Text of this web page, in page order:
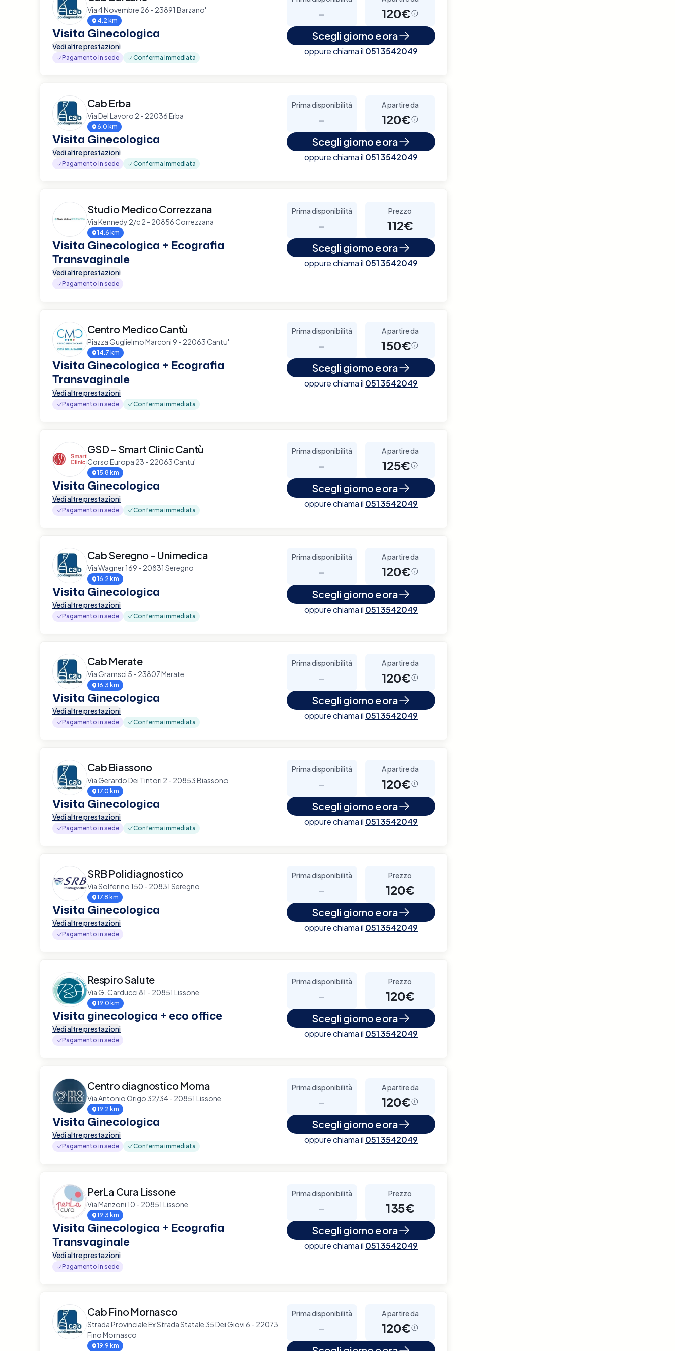
Via 4 Novembre 26 - 23891 Barzano'
4.2 km
Visita Ginecologica
Vedi altre prestazioni
Pagamento in sede Conferma immediata
- 120€
Scegli giorno e ora
oppure chiama il 051 3542049
Cab Erba
Via Del Lavoro 2 - 22036 Erba
6.0 km
Visita Ginecologica
Vedi altre prestazioni
Pagamento in sede Conferma immediata
Prima disponibilità
-
A partire da
120€
Scegli giorno e ora
oppure chiama il 051 3542049
Studio Medico Correzzana
Via Kennedy 2/c 2 - 20856 Correzzana
14.6 km
Visita Ginecologica + Ecografia
Transvaginale
Vedi altre prestazioni
Pagamento in sede
Prima disponibilità
-
Prezzo
112€
Scegli giorno e ora
oppure chiama il 051 3542049
Centro Medico Cantù
Piazza Guglielmo Marconi 9 - 22063 Cantu'
14.7 km
Visita Ginecologica + Ecografia
Transvaginale
Vedi altre prestazioni
Pagamento in sede Conferma immediata
Prima disponibilità
-
A partire da
150€
Scegli giorno e ora
oppure chiama il 051 3542049
GSD - Smart Clinic Cantù
Corso Europa 23 - 22063 Cantu'
15.8 km
Visita Ginecologica
Vedi altre prestazioni
Pagamento in sede Conferma immediata
Prima disponibilità
-
A partire da
125€
Scegli giorno e ora
oppure chiama il 051 3542049
Cab Seregno - Unimedica
Via Wagner 169 - 20831 Seregno
16.2 km
Visita Ginecologica
Vedi altre prestazioni
Pagamento in sede Conferma immediata
Prima disponibilità
-
A partire da
120€
Scegli giorno e ora
oppure chiama il 051 3542049
Cab Merate
Via Gramsci 5 - 23807 Merate
16.3 km
Visita Ginecologica
Vedi altre prestazioni
Pagamento in sede Conferma immediata
Prima disponibilità
-
A partire da
120€
Scegli giorno e ora
oppure chiama il 051 3542049
Cab Biassono
Via Gerardo Dei Tintori 2 - 20853 Biassono
17.0 km
Visita Ginecologica
Vedi altre prestazioni
Pagamento in sede Conferma immediata
Prima disponibilità
-
A partire da
120€
Scegli giorno e ora
oppure chiama il 051 3542049
SRB Polidiagnostico
Via Solferino 150 - 20831 Seregno
17.8 km
Visita Ginecologica
Vedi altre prestazioni
Pagamento in sede
Prima disponibilità
-
Prezzo
120€
Scegli giorno e ora
oppure chiama il 051 3542049
Respiro Salute
Via G. Carducci 81 - 20851 Lissone
19.0 km
Visita ginecologica + eco office
Vedi altre prestazioni
Pagamento in sede
Prima disponibilità
-
Prezzo
120€
Scegli giorno e ora
oppure chiama il 051 3542049
Centro diagnostico Moma
Via Antonio Origo 32/34 - 20851 Lissone
19.2 km
Visita Ginecologica
Vedi altre prestazioni
Pagamento in sede Conferma immediata
Prima disponibilità
-
A partire da
120€
Scegli giorno e ora
oppure chiama il 051 3542049
PerLa Cura Lissone
Via Manzoni 10 - 20851 Lissone
19.3 km
Visita Ginecologica + Ecografia
Transvaginale
Vedi altre prestazioni
Pagamento in sede
Prima disponibilità
-
Prezzo
135€
Scegli giorno e ora
oppure chiama il 051 3542049
Cab Fino Mornasco
Strada Provinciale Ex Strada Statale 35 Dei Giovi 6 - 22073
Fino Mornasco
19.9 km
Prima disponibilità
-
A partire da
120€